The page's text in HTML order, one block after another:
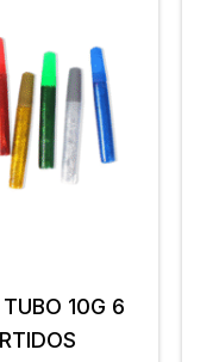
10G 6